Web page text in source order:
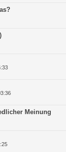
Meinung